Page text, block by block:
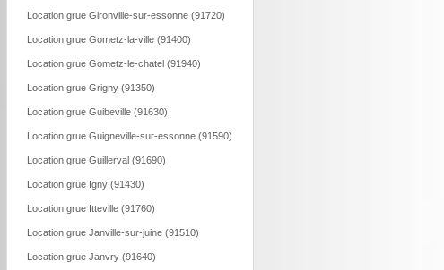
Location grue Gironville-sur-essonne (91720)
Location grue Gometz-la-ville (91400)
Location grue Gometz-le-chatel (91940)
Location grue Grigny (91350)
Location grue Guibeville (91630)
Location grue Guigneville-sur-essonne (91590)
Location grue Guillerval (91690)
Location grue Igny (91430)
Location grue Itteville (91760)
Location grue Janville-sur-juine (91510)
Location grue Janvry (91640)